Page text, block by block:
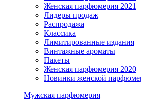
Женская парфюмерия 2021
Лидеры продаж
Распродажа
Классика
Лимитированные издания
Винтажные ароматы
Пакеты
Женская парфюмерия 2020
Новинки женской
Мужская парфюмерия